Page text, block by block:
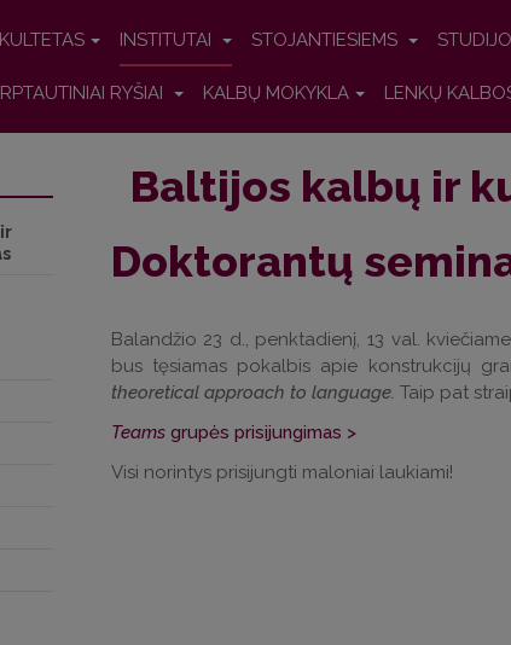
INSTITUTAI STOJANTIESIEMS
RYŠIAI KALBŲ MOKYKLA LENKŲ
Baltijos kalbų ir
Doktorantų
Balandžio 23 d., penktadienį, 13 val.
bus tęsiamas pokalbis apie konstrukcijų
theoretical approach to language. Taip pat
Teamsgrupės prisijungimas >
Visi norintys prisijungti maloniai laukiami!